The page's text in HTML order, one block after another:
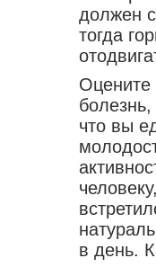
должен
тогда
Оцените
что вы
в день.